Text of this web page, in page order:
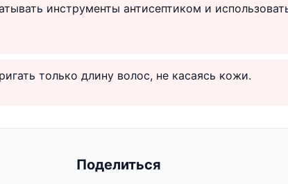
инструменты антисептиком и
только длину волос, не касаясь кожи.
Поделиться